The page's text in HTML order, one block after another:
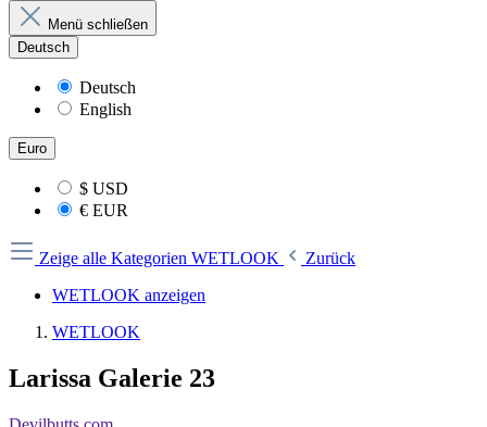
Menü schließen
Deutsch
Deutsch
English
Euro
$ USD
€ EUR
Zeige alle Kategorien WETLOOK
Zurück
WETLOOK anzeigen
WETLOOK
Larissa Galerie 23